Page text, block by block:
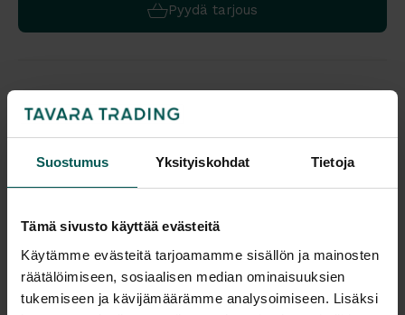
Suostumus Yksityiskohdat Tietoja
Tämä sivusto käyttää evästeitä
Käytämme evästeitä tarjoamamme sisällön ja mainosten
räätälöimiseen, sosiaalisen median ominaisuuksien
tukemiseen ja kävijämäärämme analysoimiseen. Lisäksi
Pyydä tarjous
Vantaa: Tilaustuote
Tampere: Tilaustuote
Toimitukset kattavasti
koko Suomeen.
Malli esillä myymälöissä (Vantaa), tervetuloa tutustumaan!
Tulosta tuotekortti
Kaikki valmistajan tuotteet tilattavissa kauttamme.